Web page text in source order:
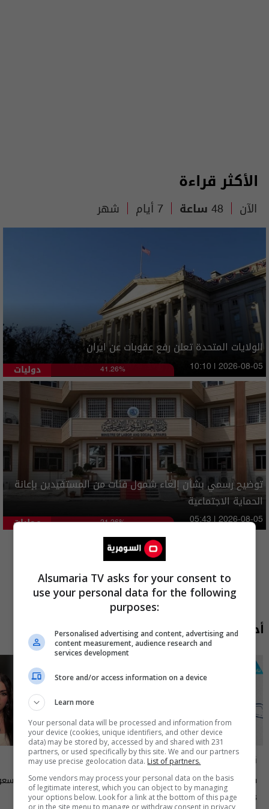
الأكثر قراءة
الآن 48 ساعة 7 أيام شهر
الولايات المتحدة تعلن رفع عقوبات عن ايران
دوليات 41.26% 10:10 | 2026-08-05
توضيح رسمي بشأن إلغاء شمول فئات من المستفيدين بإعانة
الحماية الاجتماعية
محليات 21.26% 05:43 | 2026-08-05
المزيد
أحدث الحلقات
ناس وناس
سوق الرمادي محافظة الانبار - الحلقة
٩٥ | الموسم 904:00 | 2026-08-06
مايك السومرية
الاعلامية والممثلة نغم
15:30 | 2026-08-05
Alsumaria TV asks for your consent to
use your personal data for the following
purposes:
Personalised advertising and content, advertising and
content measurement, audience research and
services development
Store and/or access information on a device
Learn more
Your personal data will be processed and information from
your device (cookies, unique identifiers, and other device
data) may be stored by, accessed by and shared with 231
partners, or used specifically by this site. We and our partners
may use precise geolocation data. List of partners.
Some vendors may process your personal data on the basis
of legitimate interest, which you can object to by managing
your options below. Look for a link at the bottom of this page
or in the site menu to manage or withdraw consent in privacy